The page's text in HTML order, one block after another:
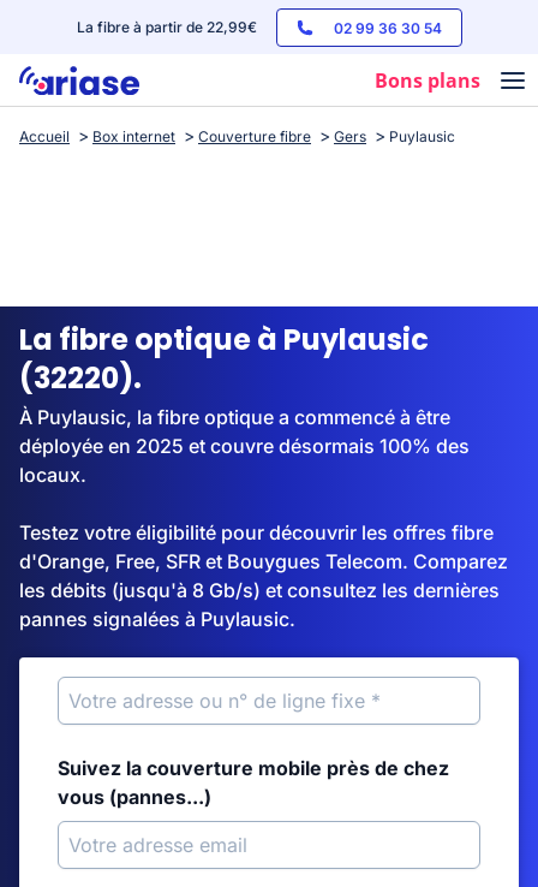
La fibre à partir de 22,99€ 02 99 36 30 54
Bons plans
Box internet
Streaming
Accueil Box internet Couverture fibre Gers Puylausic
La fibre optique à Puylausic
(32220).
À Puylausic, la fibre optique a commencé à être
déployée en 2025 et couvre désormais 100% des
locaux.
Testez votre éligibilité pour découvrir les offres fibre
d'Orange, Free, SFR et Bouygues Telecom. Comparez
les débits (jusqu'à 8 Gb/s) et consultez les dernières
pannes signalées à Puylausic.
Suivez la couverture mobile près de chez
vous (pannes...)